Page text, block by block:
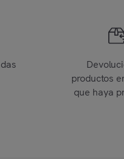
productos
que haya